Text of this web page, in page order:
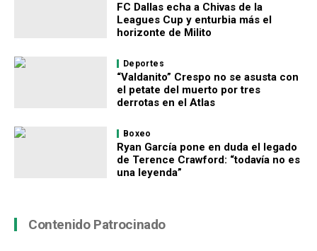
FC Dallas echa a Chivas de la
Leagues Cup y enturbia más el
horizonte de Milito
Deportes
“Valdanito” Crespo no se asusta con
el petate del muerto por tres
derrotas en el Atlas
Boxeo
Ryan García pone en duda el legado
de Terence Crawford: “todavía no es
una leyenda”
Contenido Patrocinado